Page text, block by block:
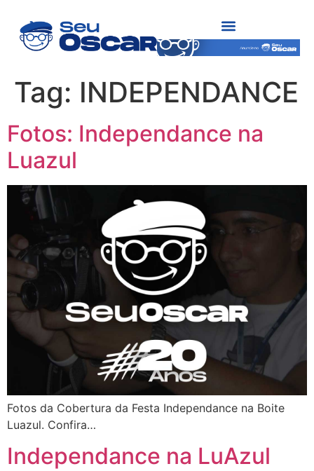
Tag: INDEPENDANCE
Fotos: Independance na
Luazul
Fotos da Cobertura da Festa Independance na Boite
Luazul. Confira…
Independance na LuAzul